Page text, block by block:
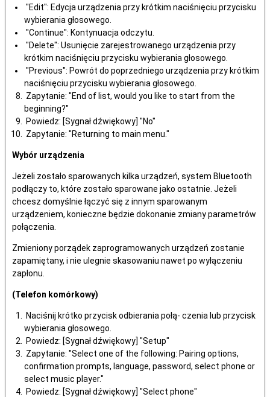
"Edit": Edycja urządzenia przy krótkim naciśnięciu przycisku
wybierania głosowego.
"Continue": Kontynuacja odczytu.
"Delete": Usunięcie zarejestrowanego urządzenia przy
krótkim naciśnięciu przycisku wybierania głosowego.
"Previous": Powrót do poprzedniego urządzenia przy krótkim
naciśnięciu przycisku wybierania głosowego.
Zapytanie: "End of list, would you like to start from the
beginning?"
Powiedz: [Sygnał dźwiękowy] "No"
Zapytanie: "Returning to main menu."
Wybór urządzenia
Jeżeli zostało sparowanych kilka urządzeń, system Bluetooth
podłączy to, które zostało sparowane jako ostatnie. Jeżeli
chcesz domyślnie łączyć się z innym sparowanym
urządzeniem, konieczne będzie dokonanie zmiany parametrów
połączenia.
Zmieniony porządek zaprogramowanych urządzeń zostanie
zapamiętany, i nie ulegnie skasowaniu nawet po wyłączeniu
zapłonu.
(Telefon komórkowy)
Naciśnij krótko przycisk odbierania połą- czenia lub przycisk
wybierania głosowego.
Powiedz: [Sygnał dźwiękowy] "Setup"
Zapytanie: "Select one of the following: Pairing options,
confirmation prompts, language, password, select phone or
select music player."
Powiedz: [Sygnał dźwiękowy] "Select phone"